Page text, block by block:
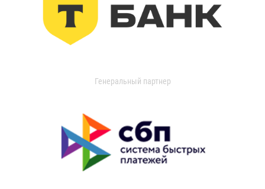
Генеральный партнер